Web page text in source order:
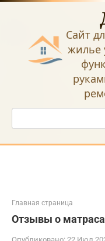
Перейти
Сайт
жилье
Поиск:
Главная страница
Отзывы о